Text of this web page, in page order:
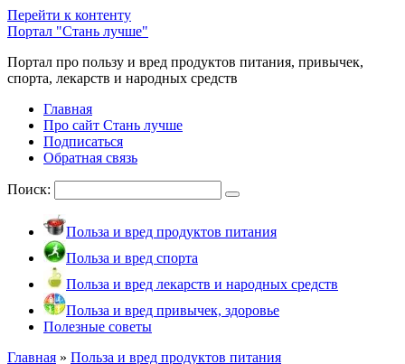
Перейти к контенту
Портал "Стань лучше"
Портал про пользу и вред продуктов питания, привычек,
спорта, лекарств и народных средств
Главная
Про сайт Стань лучше
Подписаться
Обратная связь
Поиск:
Польза и вред продуктов питания
Польза и вред спорта
Польза и вред лекарств и народных средств
Польза и вред привычек, здоровье
Полезные советы
Главная » Польза и вред продуктов питания